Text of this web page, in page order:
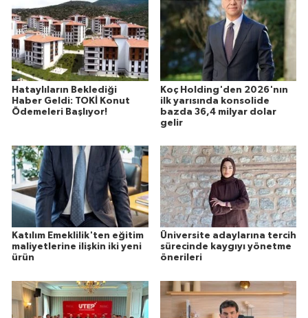
Hataylıların Beklediği
Haber Geldi: TOKİ Konut
Ödemeleri Başlıyor!
Koç Holding'den 2026'nın
ilk yarısında konsolide
bazda 36,4 milyar dolar
gelir
Katılım Emeklilik'ten eğitim
maliyetlerine ilişkin iki yeni
ürün
Üniversite adaylarına tercih
sürecinde kaygıyı yönetme
önerileri